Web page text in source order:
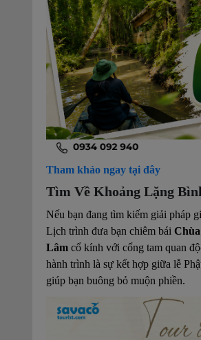
Tham khảo ngay tại đây
Tìm Về Khoảng Lặng
Nếu bạn đang tìm kiếm giải pháp
Lịch trình đưa bạn chiêm bái
Lâm cổ kính với cổng tam quan
hành trình là sự kết hợp giữa lễ
giúp bạn buông bỏ muộn phiền.